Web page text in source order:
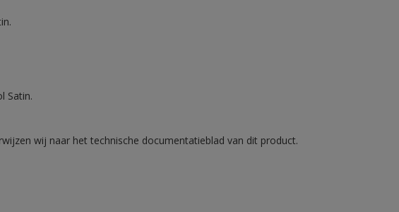
Satin.
wij naar het technische documentatieblad van dit product.